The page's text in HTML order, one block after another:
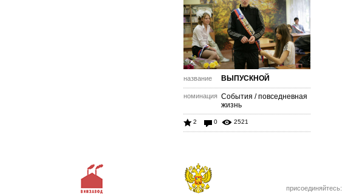
название ВЫПУСКНОЙ
номинация События / повседневная
жизнь
2 0 2521
присоединяйтесь: